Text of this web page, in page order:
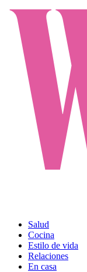
Salud
Cocina
Estilo de vida
Relaciones
En casa